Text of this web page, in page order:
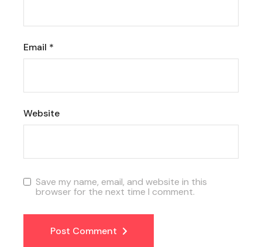
Email *
Website
Save my name, email, and website in this
browser for the next time I comment.
Post Comment